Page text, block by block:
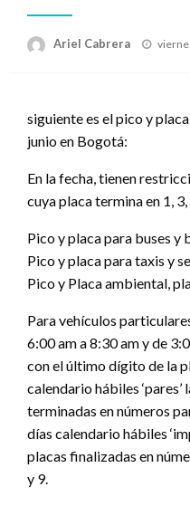
Ariel Cabrera
siguiente es el pico y
junio en Bogotá:
En la fecha, tienen
cuya placa termina en 1, 3,
Pico y placa para buses y
Pico y placa para taxis y
Pico y Placa ambiental,
Para vehículos
6:00 am a 8:30 am y de
con el último dígito de la
calendario hábiles
terminadas en números
días calendario hábiles
placas finalizadas en
y 9.